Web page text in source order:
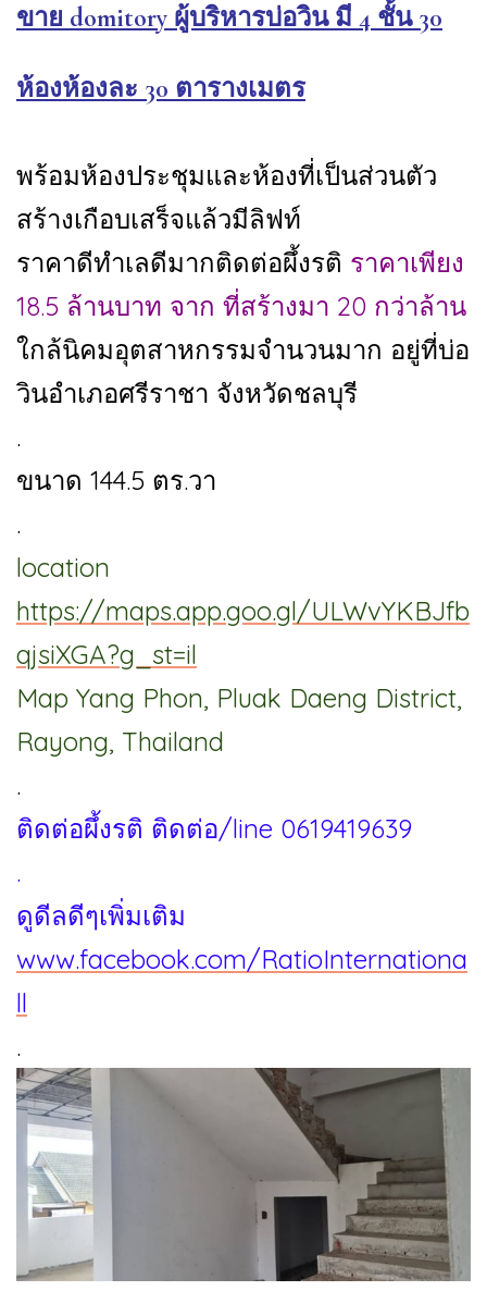
ขาย domitory ผู้บริหารบ่อวิน มี 4 ชั้น 30
ห้องห้องละ 30 ตารางเมตร
พร้อมห้องประชุมและห้องที่เป็นส่วนตัว
สร้างเกือบเสร็จแล้วมีลิฟท์
ราคาดีทำเลดีมากติดต่อผึ้งรติ ราคาเพียง
18.5 ล้านบาท จาก ที่สร้างมา 20 กว่าล้าน
ใกล้นิคมอุตสาหกรรมจำนวนมาก อยู่ที่บ่อ
วินอำเภอศรีราชา จังหวัดชลบุรี
.
ขนาด 144.5 ตร.วา
.
location
https://maps.app.goo.gl/ULWvYKBJfb
qjsiXGA?g_st=il
Map Yang Phon, Pluak Daeng District,
Rayong, Thailand
.
ติดต่อผึ้งรติ ติดต่อ/line 0619419639
.
ดูดีลดีๆเพิ่มเติม
www.facebook.com/RatioInternationa
ll
.